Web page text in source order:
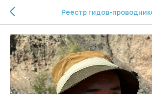
Реестр гидов-